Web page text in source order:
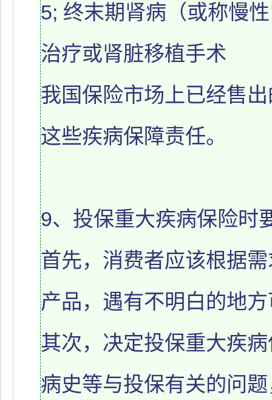
5; 终末期肾病（或称慢
治疗或肾脏移植手术
我国保险市场上已经售
这些疾病保障责任。
9、投保重大疾病保险时
首先，消费者应该根据
产品，遇有不明白的地
其次，决定投保重大疾
病史等与投保有关的问